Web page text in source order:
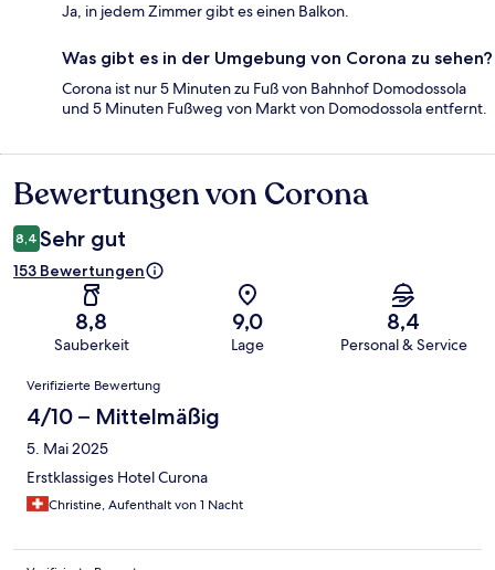
Ja, in jedem Zimmer gibt es einen Balkon.
Was gibt es in der Umgebung von Corona zu sehen?
Corona ist nur 5 Minuten zu Fuß von Bahnhof Domodossola
und 5 Minuten Fußweg von Markt von Domodossola entfernt.
Bewertungen
Bewertungen von Corona
8,4 Sehr gut
153 Bewertungen
8,8
Sauberkeit
9,0
Lage
8,4
Personal & Service
Bewertungen
Verifizierte Bewertung
4/10 – Mittelmäßig
5. Mai 2025
Erstklassiges Hotel Curona
Christine, Aufenthalt von 1 Nacht